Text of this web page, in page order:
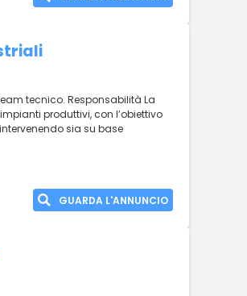
tecnico. Responsabilità La
produttivi, con l’obiettivo
sia su base
GUARDA L'ANNUNCIO